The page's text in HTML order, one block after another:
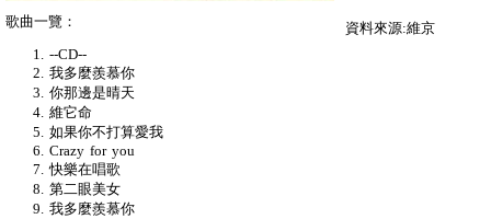
資料來源:維京
歌曲一覽：
--CD--
我多麼羨慕你
你那邊是晴天
維它命
如果你不打算愛我
Crazy for you
快樂在唱歌
第二眼美女
我多麼羨慕你